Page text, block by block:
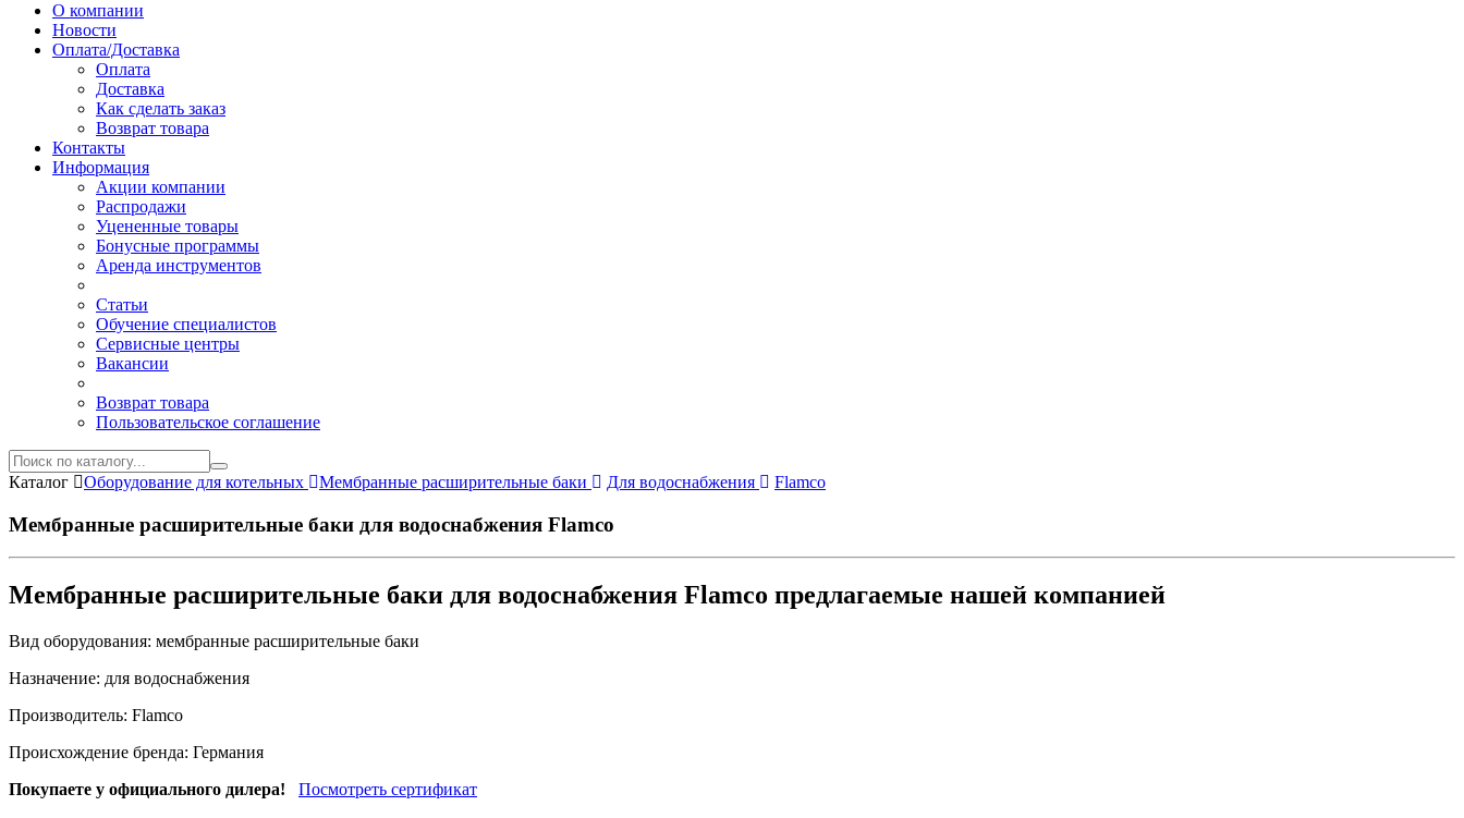
О компании
Новости
Оплата/Доставка
Оплата
Доставка
Как сделать заказ
Возврат товара
Контакты
Информация
Акции компании
Распродажи
Уцененные товары
Бонусные программы
Аренда инструментов
Статьи
Обучение специалистов
Сервисные центры
Вакансии
Возврат товара
Пользовательское соглашение
Каталог Оборудование для котельных Мембранные расширительные баки Для водоснабжения Flamco
Мембранные расширительные баки для водоснабжения Flamco
Мембранные расширительные баки для водоснабжения Flamco предлагаемые нашей компанией
Вид оборудования: мембранные расширительные баки
Назначение: для водоснабжения
Производитель: Flamco
Происхождение бренда: Германия
Покупаете у официального дилера!
Посмотреть сертификат